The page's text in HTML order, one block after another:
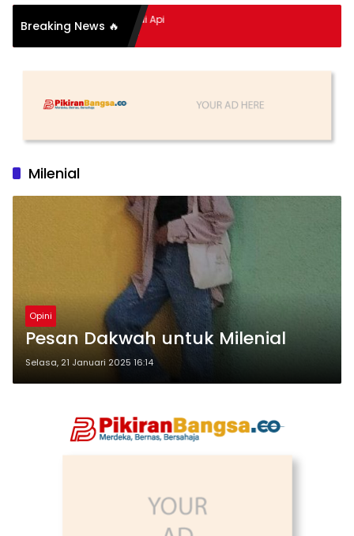
Breaking News 🔥
Hidup Meledak Jadi Api
Tragedi Menteng-
Maling Ayam di Bali
Milenial
Opini
Pesan Dakwah untuk Milenial
Selasa, 21 Januari 2025 16:14